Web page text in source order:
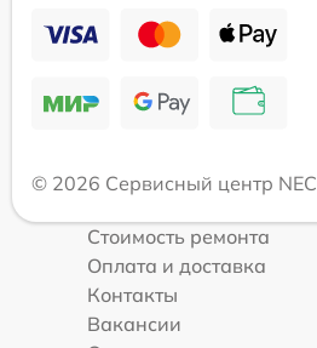
© 2026 Сервисный центр NEC
Стоимость ремонта
Оплата и доставка
Контакты
Вакансии